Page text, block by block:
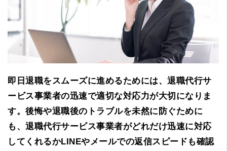
即日退職をスムーズに進めるためには、退職代行サ
ービス事業者の迅速で適切な対応力が大切になりま
す。後悔や退職後のトラブルを未然に防ぐために
も、退職代行サービス事業者がどれだけ迅速に対応
してくれるかLINEやメールでの返信スピードも確認